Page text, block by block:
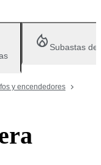
Subastas
y encendedores